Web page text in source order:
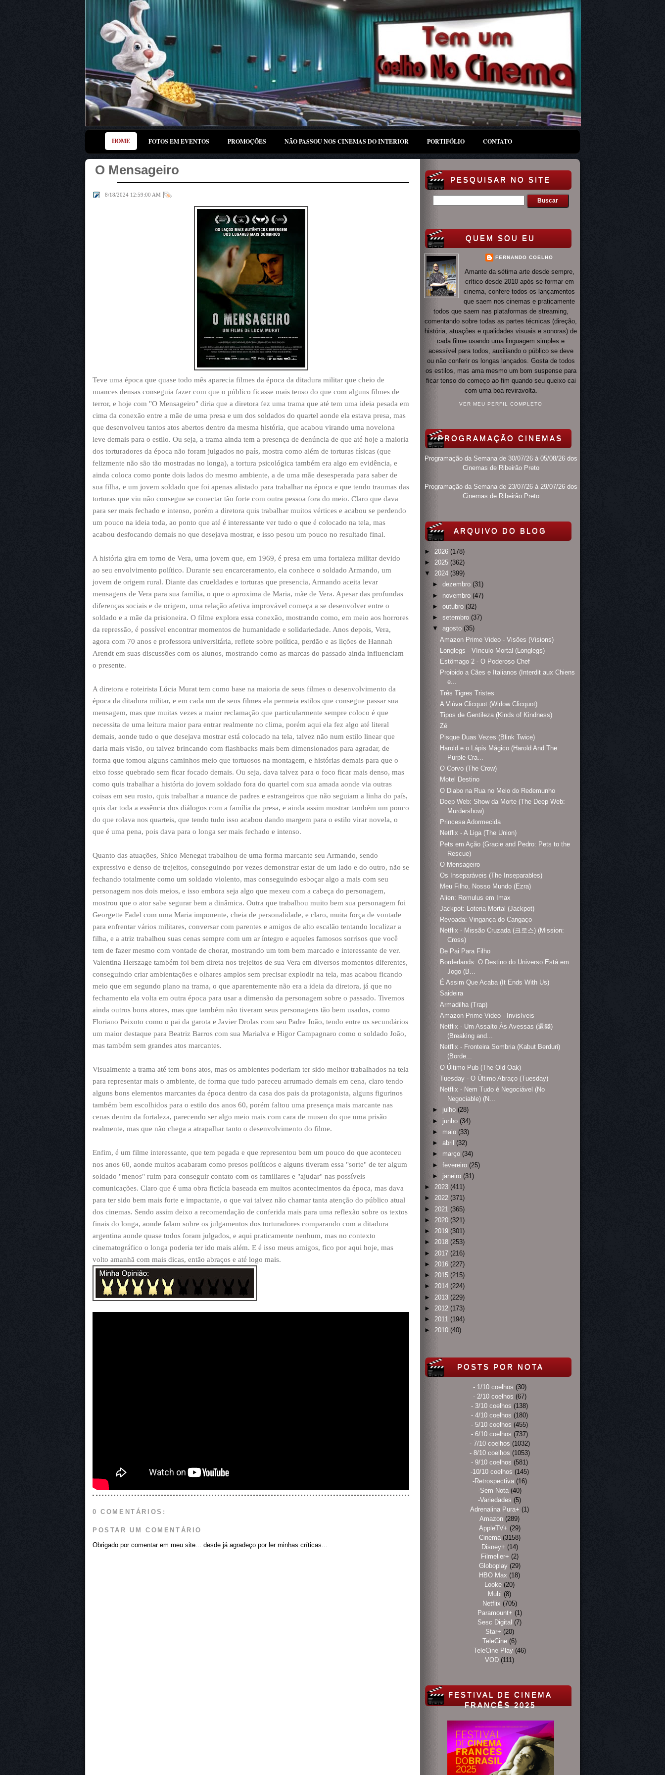
HOME FOTOS EM EVENTOS PROMOÇÕES NÃO PASSOU NOS CINEMAS DO INTERIOR PORTIFÓLIO CONTATO
O Mensageiro
8/18/2024 12:59:00 AM |
Teve uma época que quase todo mês aparecia filmes da época da ditadura militar que cheio de
nuances densas conseguia fazer com que o público ficasse mais tenso do que com alguns filmes de
terror, e hoje com "O Mensageiro" diria que a diretora fez uma trama que até tem uma ideia pesada em
cima da conexão entre a mãe de uma presa e um dos soldados do quartel aonde ela estava presa, mas
que desenvolveu tantos atos abertos dentro da mesma história, que acabou virando uma novelona
leve demais para o estilo. Ou seja, a trama ainda tem a presença de denúncia de que até hoje a maioria
dos torturadores da época não foram julgados no país, mostra como além de torturas físicas (que
felizmente não são tão mostradas no longa), a tortura psicológica também era algo em evidência, e
ainda coloca como ponte dois lados do mesmo ambiente, a de uma mãe desesperada para saber de
sua filha, e um jovem soldado que foi apenas alistado para trabalhar na época e que tendo traumas das
torturas que viu não consegue se conectar tão forte com outra pessoa fora do meio. Claro que dava
para ser mais fechado e intenso, porém a diretora quis trabalhar muitos vértices e acabou se perdendo
um pouco na ideia toda, ao ponto que até é interessante ver tudo o que é colocado na tela, mas
acabou desfocando demais no que desejava mostrar, e isso pesou um pouco no resultado final.
A história gira em torno de Vera, uma jovem que, em 1969, é presa em uma fortaleza militar devido
ao seu envolvimento político. Durante seu encarceramento, ela conhece o soldado Armando, um
jovem de origem rural. Diante das crueldades e torturas que presencia, Armando aceita levar
mensagens de Vera para sua família, o que o aproxima de Maria, mãe de Vera. Apesar das profundas
diferenças sociais e de origem, uma relação afetiva improvável começa a se desenvolver entre o
soldado e a mãe da prisioneira. O filme explora essa conexão, mostrando como, em meio aos horrores
da repressão, é possível encontrar momentos de humanidade e solidariedade. Anos depois, Vera,
agora com 70 anos e professora universitária, reflete sobre política, perdão e as lições de Hannah
Arendt em suas discussões com os alunos, mostrando como as marcas do passado ainda influenciam
o presente.
A diretora e roteirista Lúcia Murat tem como base na maioria de seus filmes o desenvolvimento da
época da ditadura militar, e em cada um de seus filmes ela permeia estilos que consegue passar sua
mensagem, mas que muitas vezes a maior reclamação que particularmente sempre coloco é que
necessita de uma leitura maior para entrar realmente no clima, porém aqui ela fez algo até literal
demais, aonde tudo o que desejava mostrar está colocado na tela, talvez não num estilo linear que
daria mais visão, ou talvez brincando com flashbacks mais bem dimensionados para agradar, de
forma que tomou alguns caminhos meio que tortuosos na montagem, e histórias demais para que o
eixo fosse quebrado sem ficar focado demais. Ou seja, dava talvez para o foco ficar mais denso, mas
como quis trabalhar a história do jovem soldado fora do quartel com sua amada aonde via outras
coisas em seu rosto, quis trabalhar a nuance de padres e estrangeiros que não seguiam a linha do país,
quis dar toda a essência dos diálogos com a família da presa, e ainda assim mostrar também um pouco
do que rolava nos quarteis, que tendo tudo isso acabou dando margem para o estilo virar novela, o
que é uma pena, pois dava para o longa ser mais fechado e intenso.
Quanto das atuações, Shico Menegat trabalhou de uma forma marcante seu Armando, sendo
expressivo e denso de trejeitos, conseguindo por vezes demonstrar estar de um lado e do outro, não se
fechando totalmente como um soldado violento, mas conseguindo esboçar algo a mais com seu
personagem nos dois meios, e isso embora seja algo que mexeu com a cabeça do personagem,
mostrou que o ator sabe segurar bem a dinâmica. Outra que trabalhou muito bem sua personagem foi
Georgette Fadel com uma Maria imponente, cheia de personalidade, e claro, muita força de vontade
para enfrentar vários militares, conversar com parentes e amigos de alto escalão tentando localizar a
filha, e a atriz trabalhou suas cenas sempre com um ar íntegro e aqueles famosos sorrisos que você
tem de fazer mesmo com vontade de chorar, mostrando um tom bem marcado e interessante de ver.
Valentina Herszage também foi bem direta nos trejeitos de sua Vera em diversos momentos diferentes,
conseguindo criar ambientações e olhares amplos sem precisar explodir na tela, mas acabou ficando
meio que em segundo plano na trama, o que aparentemente não era a ideia da diretora, já que no
fechamento ela volta em outra época para usar a dimensão da personagem sobre o passado. Tivemos
ainda outros bons atores, mas que também não tiveram seus personagens tão bem usados, como
Floriano Peixoto como o pai da garota e Javier Drolas com seu Padre João, tendo entre os secundários
um maior destaque para Beatriz Barros com sua Marialva e Higor Campagnaro como o soldado João,
mas também sem grandes atos marcantes.
Visualmente a trama até tem bons atos, mas os ambientes poderiam ter sido melhor trabalhados na tela
para representar mais o ambiente, de forma que tudo pareceu arrumado demais em cena, claro tendo
alguns bons elementos marcantes da época dentro da casa dos pais da protagonista, alguns figurinos
também bem escolhidos para o estilo dos anos 60, porém faltou uma presença mais marcante nas
cenas dentro da fortaleza, parecendo ser algo meio mais com cara de museu do que uma prisão
realmente, mas que não chega a atrapalhar tanto o desenvolvimento do filme.
Enfim, é um filme interessante, que tem pegada e que representou bem um pouco do que aconteceu
nos anos 60, aonde muitos acabaram como presos políticos e alguns tiveram essa "sorte" de ter algum
soldado "menos" ruim para conseguir contato com os familiares e "ajudar" nas possíveis
comunicações. Claro que é uma obra fictícia baseada em muitos acontecimentos da época, mas dava
para ter sido bem mais forte e impactante, o que vai talvez não chamar tanta atenção do público atual
dos cinemas. Sendo assim deixo a recomendação de conferida mais para uma reflexão sobre os textos
finais do longa, aonde falam sobre os julgamentos dos torturadores comparando com a ditadura
argentina aonde quase todos foram julgados, e aqui praticamente nenhum, mas no contexto
cinematográfico o longa poderia ter ido mais além. E é isso meus amigos, fico por aqui hoje, mas
volto amanhã com mais dicas, então abraços e até logo mais.
0 COMENTÁRIOS:
POSTAR UM COMENTÁRIO
Obrigado por comentar em meu site... desde já agradeço por ler minhas críticas...
PESQUISAR NO SITE
QUEM SOU EU
FERNANDO COELHO
Amante da sétima arte desde sempre,
crítico desde 2010 após se formar em
cinema, confere todos os lançamentos
que saem nos cinemas e praticamente
todos que saem nas plataformas de streaming,
comentando sobre todas as partes técnicas (direção,
história, atuações e qualidades visuais e sonoras) de
cada filme usando uma linguagem simples e
acessível para todos, auxiliando o público se deve
ou não conferir os longas lançados. Gosta de todos
os estilos, mas ama mesmo um bom suspense para
ficar tenso do começo ao fim quando seu queixo cai
com uma boa reviravolta.
VER MEU PERFIL COMPLETO
PROGRAMAÇÃO CINEMAS
Programação da Semana de 30/07/26 à 05/08/26 dos
Cinemas de Ribeirão Preto
Programação da Semana de 23/07/26 à 29/07/26 dos
Cinemas de Ribeirão Preto
ARQUIVO DO BLOG
► 2026 (178)
► 2025 (362)
▼
2024 (399)
► dezembro (31)
► novembro (47)
► outubro (32)
► setembro (37)
▼
agosto (35)
Amazon Prime Video - Visões (Visions)
Longlegs - Vínculo Mortal (Longlegs)
Estômago 2 - O Poderoso Chef
Proibido a Cães e Italianos (Interdit aux Chiens
e...
Três Tigres Tristes
A Viúva Clicquot (Widow Clicquot)
Tipos de Gentileza (Kinds of Kindness)
Zé
Pisque Duas Vezes (Blink Twice)
Harold e o Lápis Mágico (Harold And The
Purple Cra...
O Corvo (The Crow)
Motel Destino
O Diabo na Rua no Meio do Redemunho
Deep Web: Show da Morte (The Deep Web:
Murdershow)
Princesa Adormecida
Netflix - A Liga (The Union)
Pets em Ação (Gracie and Pedro: Pets to the
Rescue)
O Mensageiro
Os Inseparáveis (The Inseparables)
Meu Filho, Nosso Mundo (Ezra)
Alien: Romulus em Imax
Jackpot: Loteria Mortal (Jackpot)
Revoada: Vingança do Cangaço
Netflix - Missão Cruzada (크로스) (Mission:
Cross)
De Pai Para Filho
Borderlands: O Destino do Universo Está em
Jogo (B...
É Assim Que Acaba (It Ends With Us)
Saideira
Armadilha (Trap)
Amazon Prime Video - Invisíveis
Netflix - Um Assalto Às Avessas (還錢)
(Breaking and...
Netflix - Fronteira Sombria (Kabut Berduri)
(Borde...
O Último Pub (The Old Oak)
Tuesday - O Último Abraço (Tuesday)
Netflix - Nem Tudo é Negociável (No
Negociable) (N...
► julho (28)
► junho (34)
► maio (33)
► abril (32)
► março (34)
► fevereiro (25)
► janeiro (31)
► 2023 (411)
► 2022 (371)
► 2021 (365)
► 2020 (321)
► 2019 (301)
► 2018 (253)
► 2017 (216)
► 2016 (227)
► 2015 (215)
► 2014 (224)
► 2013 (229)
► 2012 (173)
► 2011 (194)
► 2010 (40)
POSTS POR NOTA
- 1/10 coelhos (30)
- 2/10 coelhos (67)
- 3/10 coelhos (138)
- 4/10 coelhos (180)
- 5/10 coelhos (455)
- 6/10 coelhos (737)
- 7/10 coelhos (1032)
- 8/10 coelhos (1053)
- 9/10 coelhos (581)
-10/10 coelhos (145)
-Retrospectiva (16)
-Sem Nota (40)
-Variedades (5)
Adrenalina Pura+ (1)
Amazon (289)
AppleTV+ (29)
Cinema (3158)
Disney+ (14)
Filmelier+ (2)
Globoplay (29)
HBO Max (18)
Looke (20)
Mubi (8)
Netflix (705)
Paramount+ (1)
Sesc Digital (7)
Star+ (20)
TeleCine (6)
TeleCine Play (46)
VOD (111)
FESTIVAL DE CINEMA
FRANCÊS 2025